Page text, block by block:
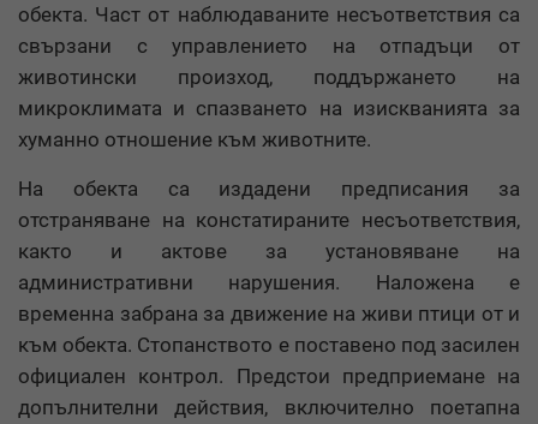
обекта. Част от наблюдаваните несъответствия са
свързани с управлението на отпадъци от
животински произход, поддържането на
микроклимата и спазването на изискванията за
хуманно отношение към животните.
На обекта са издадени предписания за
отстраняване на констатираните несъответствия,
както и актове за установяване на
административни нарушения. Наложена е
временна забрана за движение на живи птици от и
към обекта. Стопанството е поставено под засилен
официален контрол. Предстои предприемане на
допълнителни действия, включително поетапна